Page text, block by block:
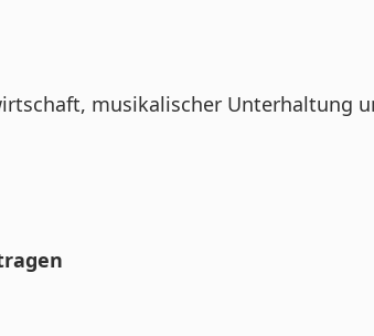
musikalischer Unterhaltung